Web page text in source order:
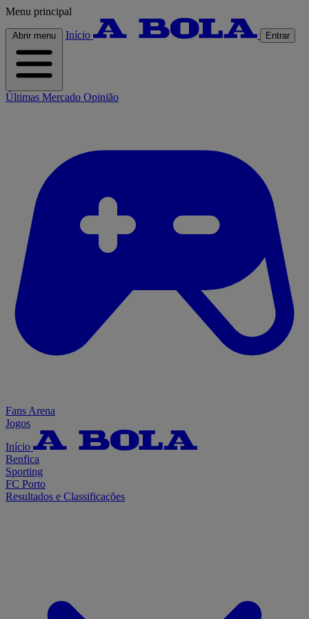
Menu principal
Abrir menu Início Entrar
Últimas Mercado Opinião
Fans Arena
Jogos
Início
Benfica
Sporting
FC Porto
Resultados e Classificações